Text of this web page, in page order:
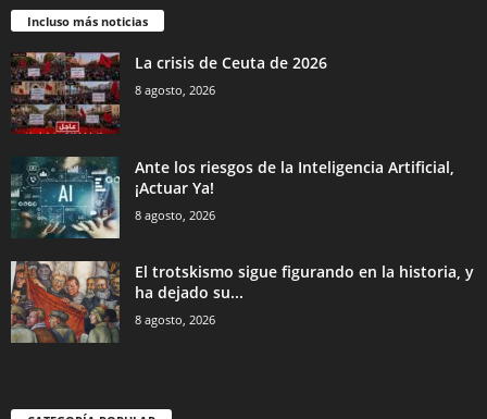
Incluso más noticias
La crisis de Ceuta de 2026
8 agosto, 2026
Ante los riesgos de la Inteligencia Artificial,
¡Actuar Ya!
8 agosto, 2026
El trotskismo sigue figurando en la historia, y
ha dejado su...
8 agosto, 2026